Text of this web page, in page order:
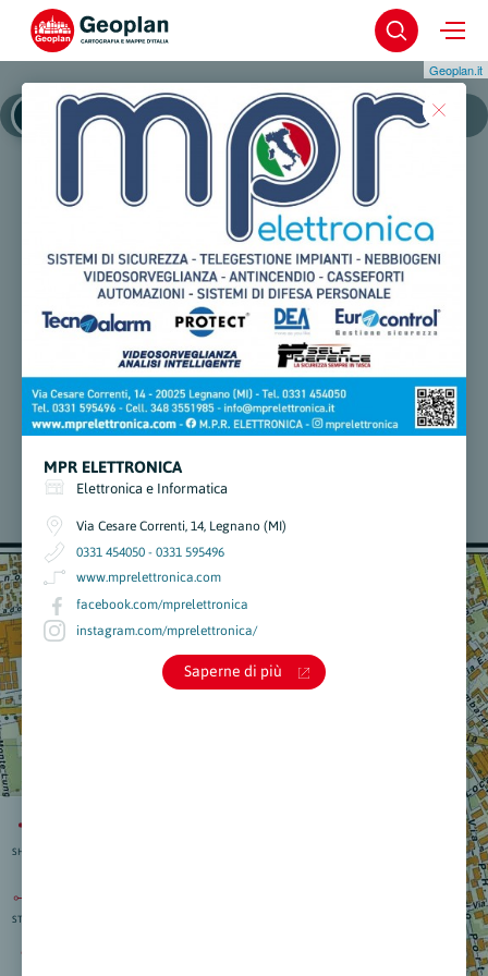
Geoplan.it
MPR ELETTRONICA
Elettronica e Informatica
Via Cesare Correnti, 14, Legnano (MI)
0331 454050 - 0331 595496
www.mprelettronica.com
facebook.com/mprelettronica
instagram.com/mprelettronica/
Saperne di più
SHARE
STRAD.
Legnano Legnano - Centro Storico